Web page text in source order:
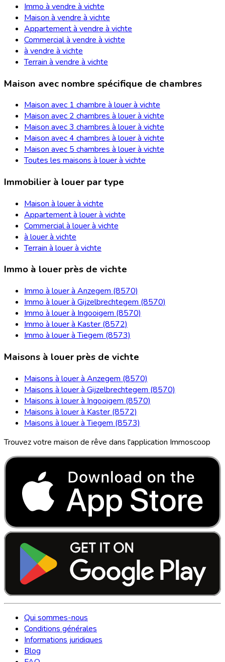
Immo à vendre à vichte
Maison à vendre à vichte
Appartement à vendre à vichte
Commercial à vendre à vichte
à vendre à vichte
Terrain à vendre à vichte
Maison avec nombre spécifique de chambres
Maison avec 1 chambre à louer à vichte
Maison avec 2 chambres à louer à vichte
Maison avec 3 chambres à louer à vichte
Maison avec 4 chambres à louer à vichte
Maison avec 5 chambres à louer à vichte
Toutes les maisons à louer à vichte
Immobilier à louer par type
Maison à louer à vichte
Appartement à louer à vichte
Commercial à louer à vichte
à louer à vichte
Terrain à louer à vichte
Immo à louer près de vichte
Immo à louer à Anzegem (8570)
Immo à louer à Gijzelbrechtegem (8570)
Immo à louer à Ingooigem (8570)
Immo à louer à Kaster (8572)
Immo à louer à Tiegem (8573)
Maisons à louer près de vichte
Maisons à louer à Anzegem (8570)
Maisons à louer à Gijzelbrechtegem (8570)
Maisons à louer à Ingooigem (8570)
Maisons à louer à Kaster (8572)
Maisons à louer à Tiegem (8573)
Trouvez votre maison de rêve dans l'application Immoscoop
Qui sommes-nous
Conditions générales
Informations juridiques
Blog